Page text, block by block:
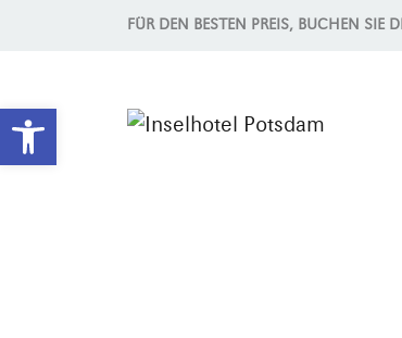
Werkzeugleiste öffnen
FÜR DEN BESTEN PREIS, BUCHEN SIE